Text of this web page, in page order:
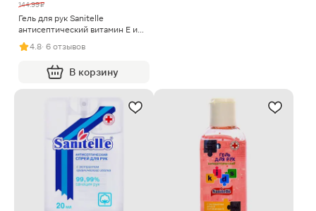
144.99 ₽
Гель для рук Sanitelle
антисептический витамин Е и
алое вера 50мл
4.8· 6 отзывов
В корзину